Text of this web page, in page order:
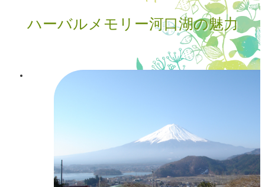
ハーバルメモリー河口湖の魅力